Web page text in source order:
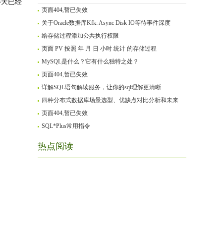
已经
页面404,暂已失效
关于Oracle数据库Kfk: Async Disk IO等待事件深度
给存储过程添加公共执行权限
页面 PV 按照 年 月 日 小时 统计 的存储过程
MySQL是什么？它有什么独特之处？
页面404,暂已失效
详解SQL语句解读服务，让你的sql理解更清晰
四种分布式数据库场景选型、优缺点对比分析和未来
页面404,暂已失效
SQL*Plus常用指令
热点阅读